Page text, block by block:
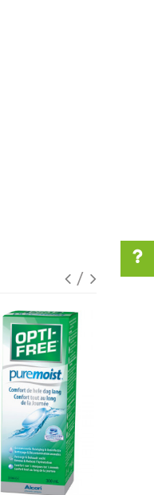
Pomoć pri kupovini
Za više informacija u
vezi online porudžbine
pišite nam:
customers@oazazdravlja.rs
ili pozovite:
+381631105804